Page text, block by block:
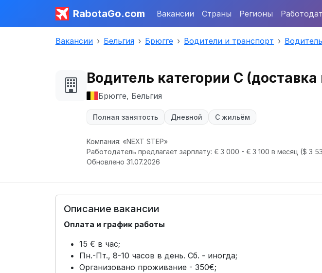
RabotaGo.com Вакансии Страны Регионы
Вакансии Бельгия Брюгге Водители и транспорт Водитель
Водитель категории C (доставка
Брюгге, Бельгия
Полная занятость Дневной С жильём
Компания: «NEXT STEP»
Работодатель предлагает зарплату: € 3 000 - € 3 100 в месяц ($ 3
Обновлено 31.07.2026
Описание вакансии
Оплата и график работы
15 € в час;
Пн.-Пт., 8-10 часов в день. Сб. - иногда;
Организовано проживание - 350€;